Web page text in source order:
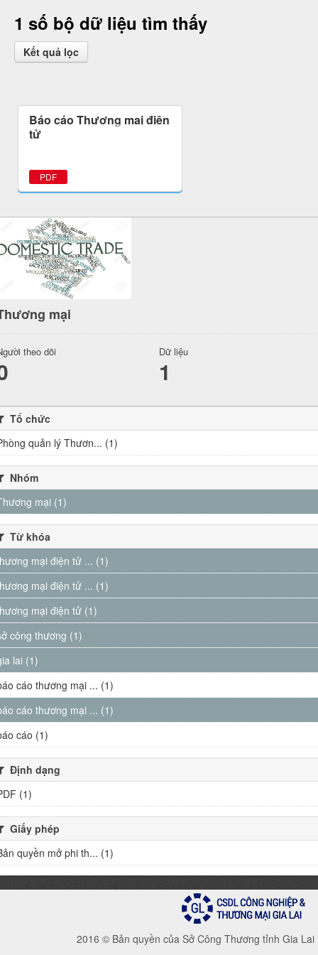
1 số bộ dữ liệu tìm thấy
Kết quả lọc
Báo cáo Thương mại điện
tử
PDF
mại
theo dõi Dữ liệu
1
Tổ chức
quản lý Thươn... (1)
Nhóm
mại (1)
Từ khóa
mại điện tử ... (1)
mại điện tử ... (1)
mại điện tử (1)
công thương (1)
lai (1)
cáo thương mại ... (1)
cáo thương mại ... (1)
cáo (1)
Định dạng
(1)
Giấy phép
quyền mở phi th... (1)
2016 © Bản quyền của Sở Công Thương tỉnh Gia Lai